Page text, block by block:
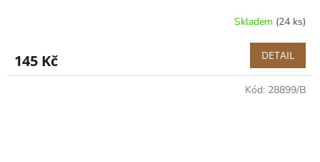
Skladem (24 ks)
145 Kč DETAIL
Kód: 28899/B